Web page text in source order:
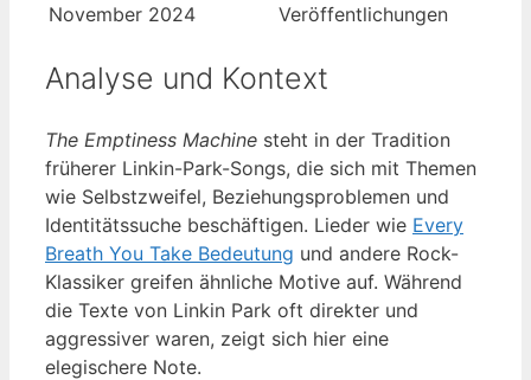
November 2024
Veröffentlichungen
Analyse und Kontext
The Emptiness Machine steht in der Tradition
früherer Linkin-Park-Songs, die sich mit Themen
wie Selbstzweifel, Beziehungsproblemen und
Identitätssuche beschäftigen. Lieder wie Every
Breath You Take Bedeutung und andere Rock-
Klassiker greifen ähnliche Motive auf. Während
die Texte von Linkin Park oft direkter und
aggressiver waren, zeigt sich hier eine
elegischere Note.